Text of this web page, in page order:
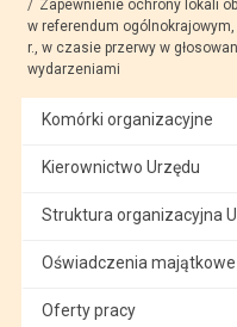
Zapewnienie ochrony lokali
w referendum
r., w czasie przerwy w
wydarzeniami
Komórki organizacyjne
Kierownictwo Urzędu
Struktura organizacyjna
Oświadczenia
Oferty pracy